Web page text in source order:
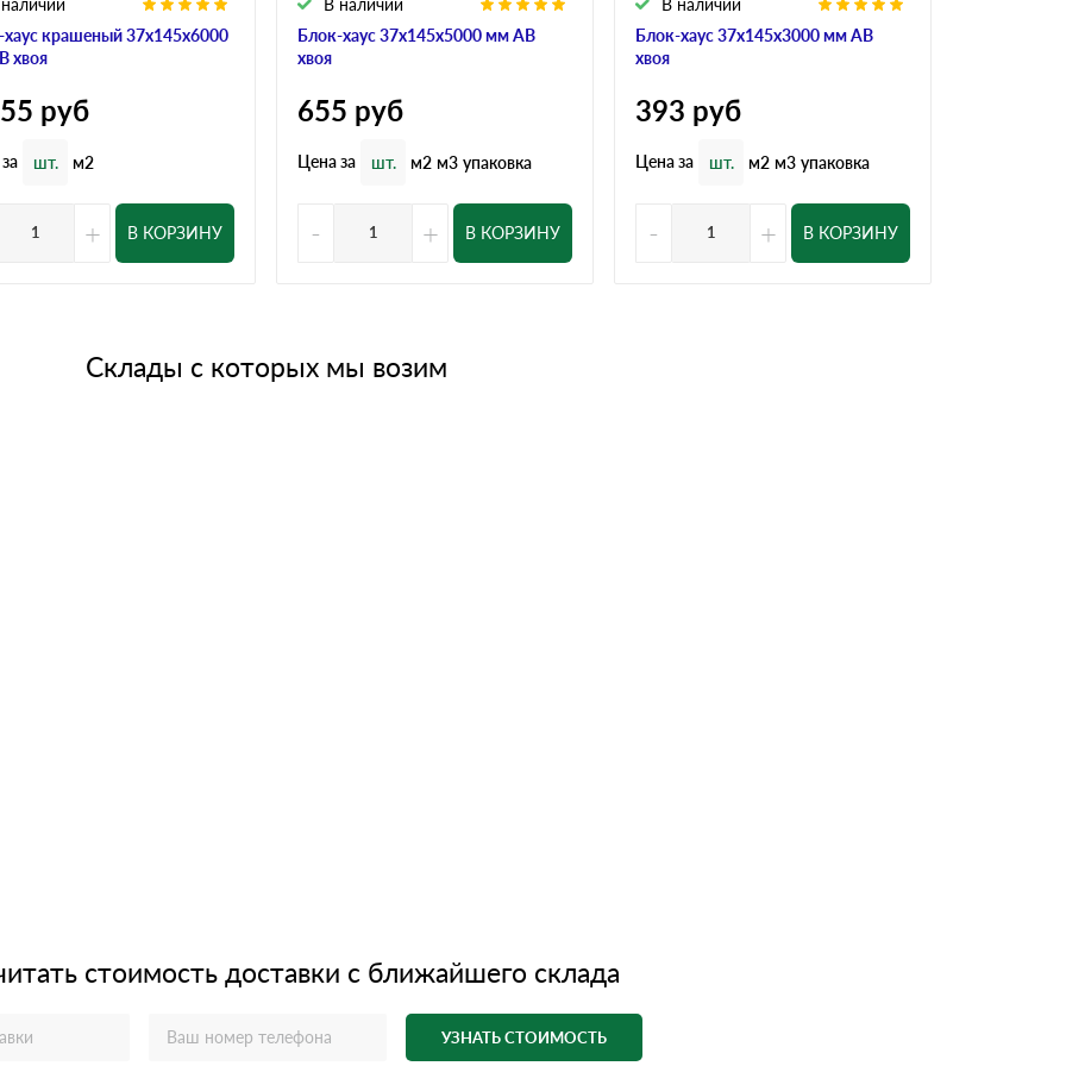
крашеный 37x145x6000
хвоя
руб
шт. м2
+ В КОРЗИНУ
Блок-хаус 37x145x5000 мм АВ
хвоя
655 руб
Цена за шт. м2 м3 упаковка
- + В КОРЗИНУ
Блок-хаус 37x145x3000 мм АВ
хвоя
393 руб
Цена за шт. м2 м3 упаковка
- + В КОРЗИНУ
Склады с которых мы возим
стоимость доставки с ближайшего склада
УЗНАТЬ СТОИМОСТЬ